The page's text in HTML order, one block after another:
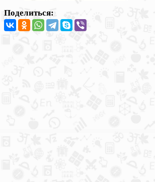
Поделиться: